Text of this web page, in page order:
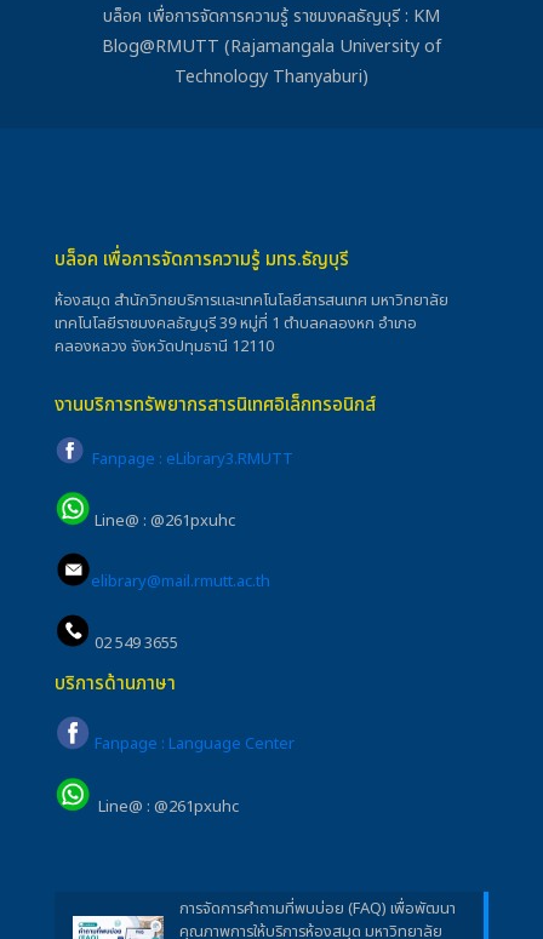
บล็อค เพื่อการจัดการความรู้ ราชมงคลธัญบุรี : KM
Blog@RMUTT (Rajamangala University of
Technology Thanyaburi)
บล็อค เพื่อการจัดการความรู้ มทร.ธัญบุรี
ห้องสมุด สำนักวิทยบริการและเทคโนโลยีสารสนเทศ มหาวิทยาลัย
เทคโนโลยีราชมงคลธัญบุรี 39 หมู่ที่ 1 ตำบลคลองหก อำเภอ
คลองหลวง จังหวัดปทุมธานี 12110
งานบริการทรัพยากรสารนิเทศอิเล็กทรอนิกส์
Fanpage : eLibrary3.RMUTT
Line@ : @261pxuhc
elibrary@mail.rmutt.ac.th
02 549 3655
บริการด้านภาษา
Fanpage : Language Center
Line@ : @261pxuhc
การจัดการคำถามที่พบบ่อย (FAQ) เพื่อพัฒนา
คุณภาพการให้บริการห้องสมุด มหาวิทยาลัย